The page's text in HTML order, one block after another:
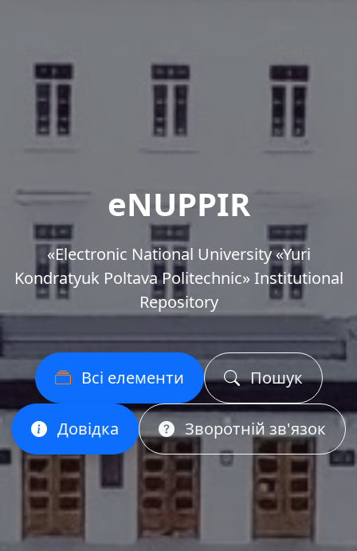
eNUPPIR
«Еlectronic National University «Yuri
Kondratyuk Poltava Politechnic» Institutional
Repository
Всі елементи Пошук
Довідка Зворотній зв'язок